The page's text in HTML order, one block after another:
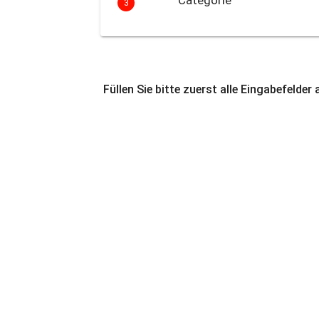
3
Füllen Sie bitte zuerst alle Eingabefelder